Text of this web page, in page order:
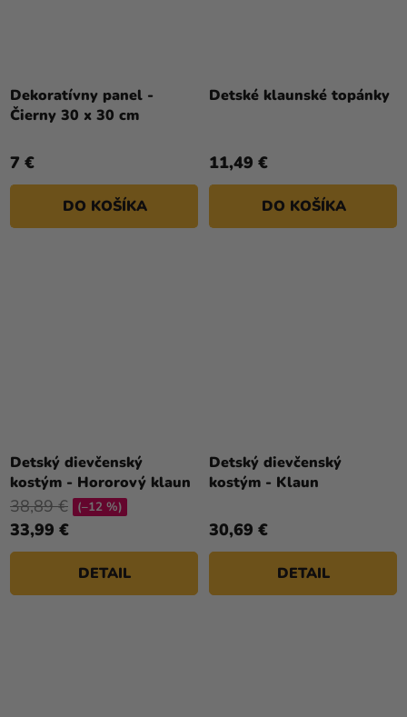
Dekoratívny panel -
Čierny 30 x 30 cm
7 €
DO KOŠÍKA
Detské klaunské topánky
11,49 €
DO KOŠÍKA
Detský dievčenský
kostým - Hororový klaun
33,99 €
38,89 € (–12 %)
DETAIL
Detský dievčenský
kostým - Klaun
30,69 €
DETAIL